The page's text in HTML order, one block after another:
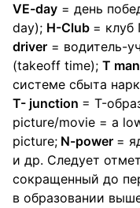
VE-day = день
day); H-Club = клуб
driver = водитель-
(takeoff time); T man
системе сбыта
T- junction = T-
picture/movie = a
picture; N-power =
и др. Следует
сокращенный до
в образовании